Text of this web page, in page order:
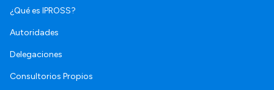
¿Qué es IPROSS?
Autoridades
Delegaciones
Consultorios Propios